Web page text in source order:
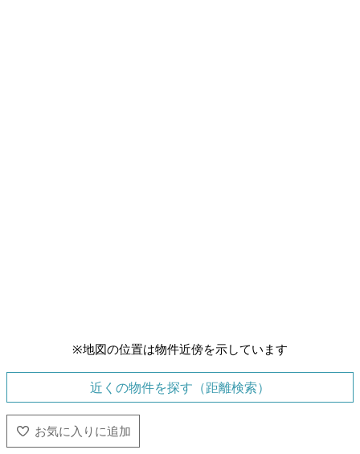
※地図の位置は物件近傍を示しています
近くの物件を探す（距離検索）